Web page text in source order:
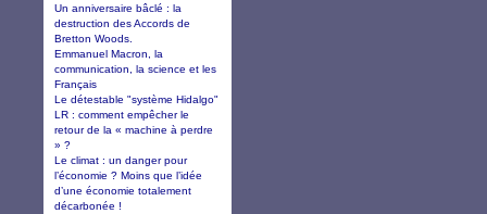
Un anniversaire bâclé : la
destruction des Accords de
Bretton Woods.
Emmanuel Macron, la
communication, la science et les
Français
Le détestable "système Hidalgo"
LR : comment empêcher le
retour de la « machine à perdre
» ?
Le climat : un danger pour
l’économie ? Moins que l’idée
d’une économie totalement
décarbonée !